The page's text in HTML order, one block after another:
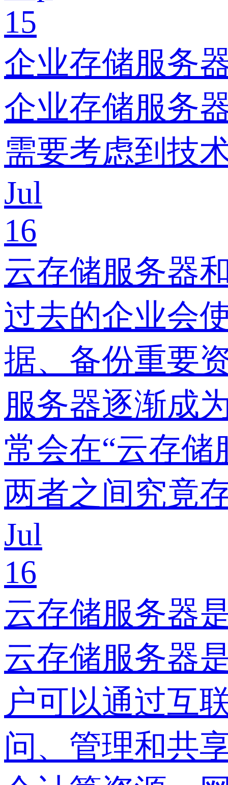
15
企业存储服务
企业存储服务
需要考虑到技
Jul
16
云存储服务器
过去的企业会
据、备份重要
服务器逐渐成
常会在“云存储
两者之间究竟
Jul
16
云存储服务器
云存储服务器
户可以通过互
问、管理和共